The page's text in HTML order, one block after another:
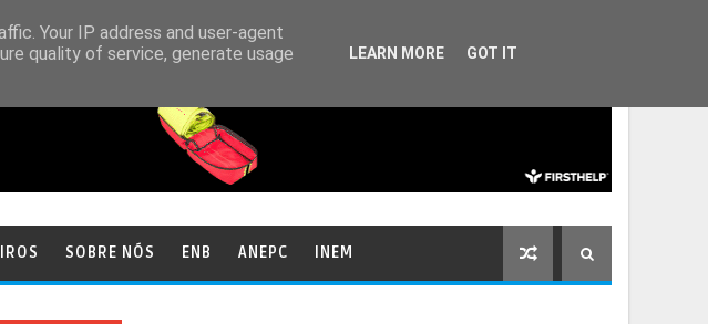
SOBRE NÓS ENB ANEPC INEM
Your IP address and user-agent
quality of service, generate usage
LEARN MORE GOT IT